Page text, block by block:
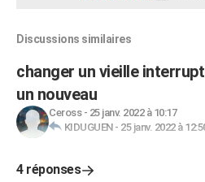
Discussions similaires
changer un vieille
un nouveau
Ceross- 25 janv. 2022 à 10:17
KIDUGUEN- 25 janv. 2022 à
4 réponses